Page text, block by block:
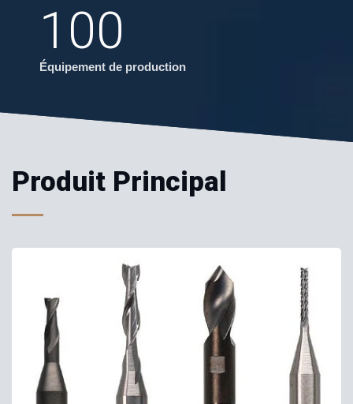
100
Équipement de production
Produit Principal